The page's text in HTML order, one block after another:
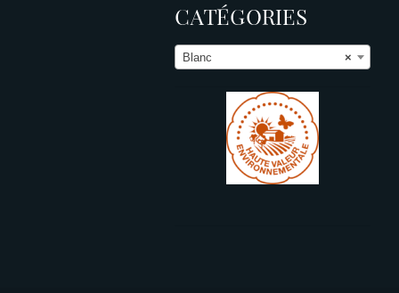
CATÉGORIES
×
Blanc